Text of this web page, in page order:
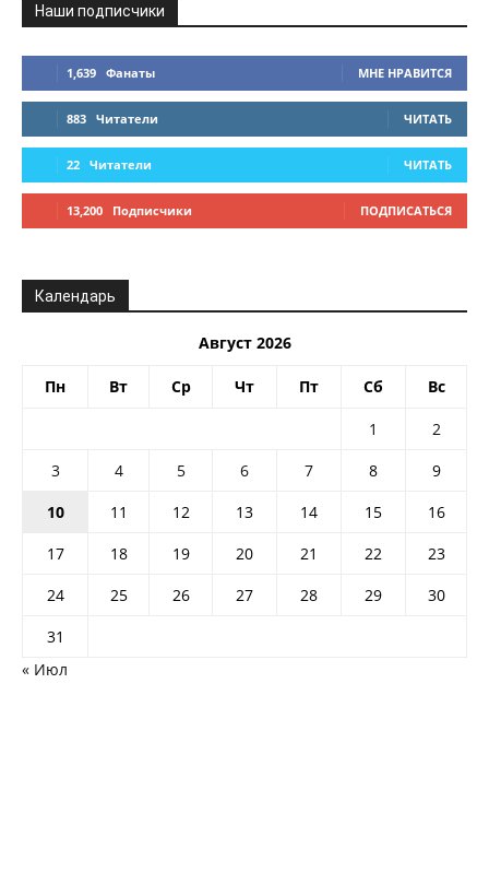
Наши подписчики
1,639 Фанаты МНЕ НРАВИТСЯ
883 Читатели ЧИТАТЬ
22 Читатели ЧИТАТЬ
13,200 Подписчики ПОДПИСАТЬСЯ
Календарь
Август 2026
Пн Вт Ср Чт Пт Сб Вс
1
2
3
4 5 6 7 8
9
10
11 12 13 14 15
16
17
18 19 20 21 22
23
24
25 26 27 28 29
30
31
« Июл